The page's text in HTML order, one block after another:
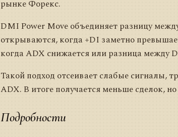
рынке Форекс.
DMI Power Move объединяет разницу
открываются, когда +DI заметно
когда ADX снижается или разница между
Такой подход отсеивает слабые сигналы,
ADX. В итоге получается меньше сделок,
Подробности